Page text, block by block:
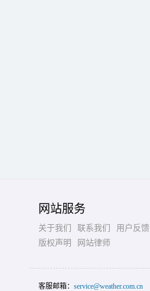
网站服务
关于我们 联系我们
用户反馈
版权声明
网站律师
客服邮箱： service@weather.com.cn